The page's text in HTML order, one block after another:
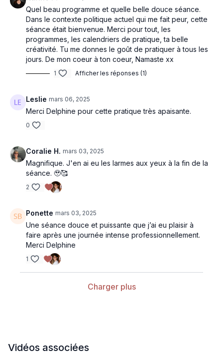
Quel beau programme et quelle belle douce séance.
Dans le contexte politique actuel qui me fait peur, cette
séance était bienvenue. Merci pour tout, les
programmes, les calendriers de pratique, ta belle
créativité. Tu me donnes le goût de pratiquer à tous les
jours. De mon coeur à ton coeur, Namaste xx
1 Afficher les réponses (1)
Leslie mars 06, 2025
Merci Delphine pour cette pratique très apaisante.
0
Coralie H. mars 03, 2025
Magnifique. J'en ai eu les larmes aux yeux à la fin de la
séance. 🥹🥰
2
Ponette mars 03, 2025
Une séance douce et puissante que j’ai eu plaisir à
faire après une journée intense professionnellement.
Merci Delphine
1
Charger plus
Vidéos associées